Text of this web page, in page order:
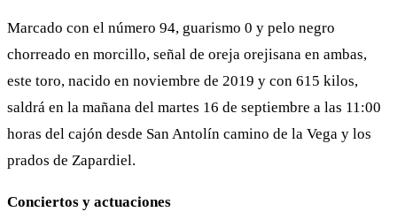
Marcado con el número 94, guarismo 0 y pelo negro
chorreado en morcillo, señal de oreja orejisana en ambas,
este toro, nacido en noviembre de 2019 y con 615 kilos,
saldrá en la mañana del martes 16 de septiembre a las 11:00
horas del cajón desde San Antolín camino de la Vega y los
prados de Zapardiel.
Conciertos y actuaciones